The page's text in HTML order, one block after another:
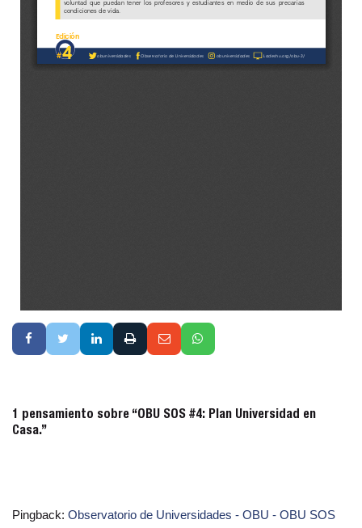
1 pensamiento sobre “OBU SOS #4: Plan Universidad en
Casa.”
Pingback: Observatorio de Universidades - OBU - OBU SOS